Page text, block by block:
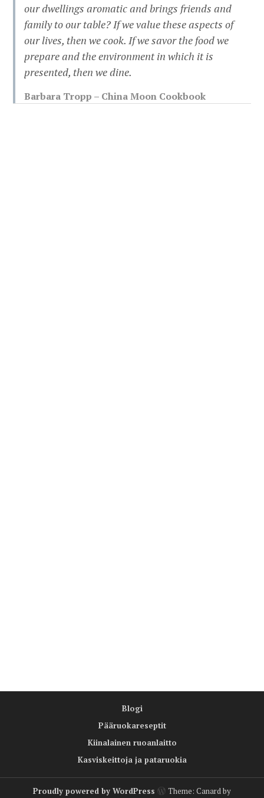
our dwellings aromatic and brings friends and
family to our table? If we value these aspects of
our lives, then we cook. If we savor the food we
prepare and the environment in which it is
presented, then we dine.
Barbara Tropp – China Moon Cookbook
Blogi
Pääruokareseptit
Kiinalainen ruoanlaitto
Kasviskeittoja ja pataruokia
Proudly powered by WordPress Theme: Canard by